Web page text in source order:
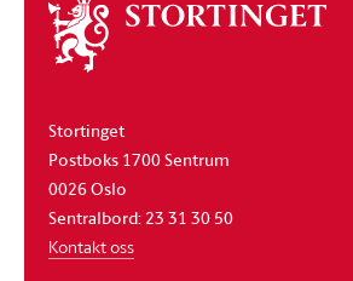
Om
stortinget
Stortinget
Postboks 1700 Sentrum
0026 Oslo
Sentralbord: 23 31 30 50
Kontakt oss